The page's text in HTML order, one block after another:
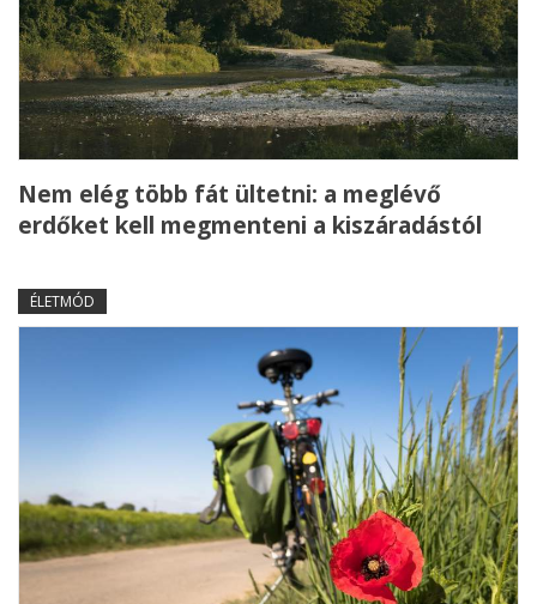
Nem elég több fát ültetni: a meglévő
erdőket kell megmenteni a kiszáradástól
ÉLETMÓD